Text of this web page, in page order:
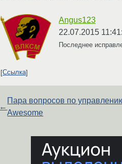
Angus123
22.07.2015
Последнее
Ссылка
←
Пара вопросов по
Awesome